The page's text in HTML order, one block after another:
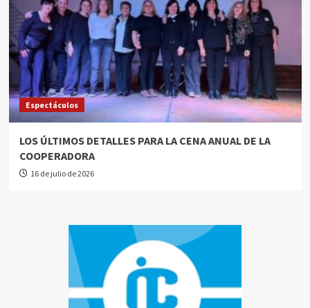
Espectáculos
LOS ÚLTIMOS DETALLES PARA LA CENA ANUAL DE LA
COOPERADORA
16 de julio de 2026